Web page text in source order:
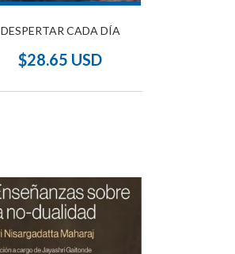
DESPERTAR CADA DÍA
$28.65 USD